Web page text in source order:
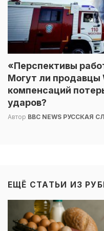
«Перспективы
Могут ли продавцы
компенсаций
ударов?
Автор BBC NEWS РУССКАЯ
ЕЩЁ СТАТЬИ ИЗ